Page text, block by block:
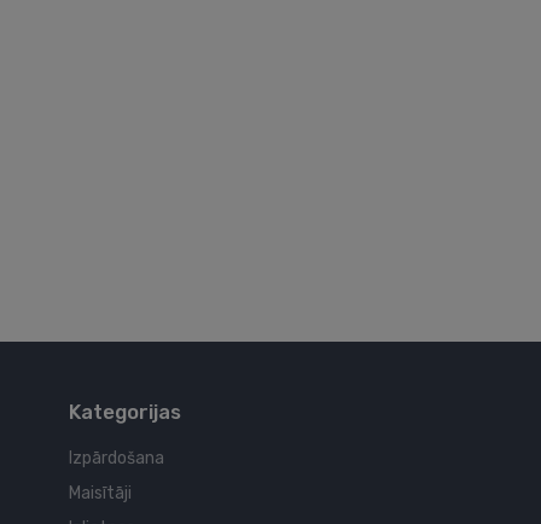
Kategorijas
Izpārdošana
Maisītāji